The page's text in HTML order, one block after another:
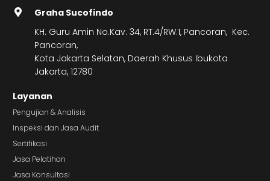
Graha Sucofindo
KH. Guru Amin No.Kav. 34, RT.4/RW.1, Pancoran, Kec.
Pancoran,
Kota Jakarta Selatan, Daerah Khusus Ibukota
Jakarta, 12780
Layanan
Pengujian & Analisis
Inspeksi dan Jasa Audit
Sertifikasi
Jasa Pelatihan
Jasa Konsultasi